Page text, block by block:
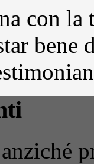
con
anziché